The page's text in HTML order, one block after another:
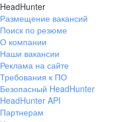
HeadHunter
Размещение вакансий
Поиск по резюме
О компании
Наши вакансии
Реклама на сайте
Требования к ПО
Безопасный HeadHunter
HeadHunter API
Партнерам